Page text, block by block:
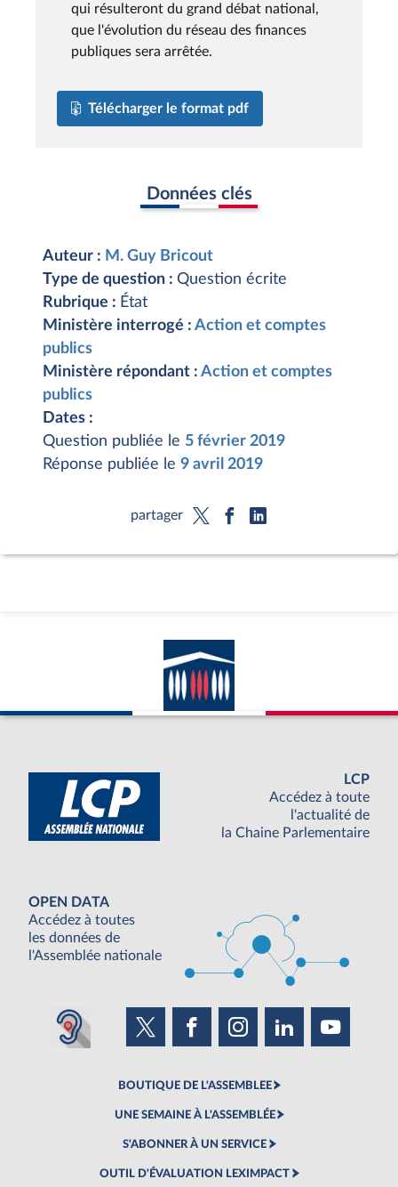
qui résulteront du grand débat national,
que l'évolution du réseau des finances
publiques sera arrêtée.
Télécharger le format pdf
Données clés
Auteur : M. Guy Bricout
Type de question : Question écrite
Rubrique : État
Ministère interrogé : Action et comptes
publics
Ministère répondant : Action et comptes
publics
Dates :
Question publiée le 5 février 2019
Réponse publiée le 9 avril 2019
partager
LCP
Accédez à toute
l'actualité de
la Chaine Parlementaire
OPEN DATA
Accédez à toutes
les données de
l'Assemblée nationale
BOUTIQUE DE L'ASSEMBLEE
UNE SEMAINE À L'ASSEMBLÉE
S'ABONNER À UN SERVICE
OUTIL D'ÉVALUATION LEXIMPACT